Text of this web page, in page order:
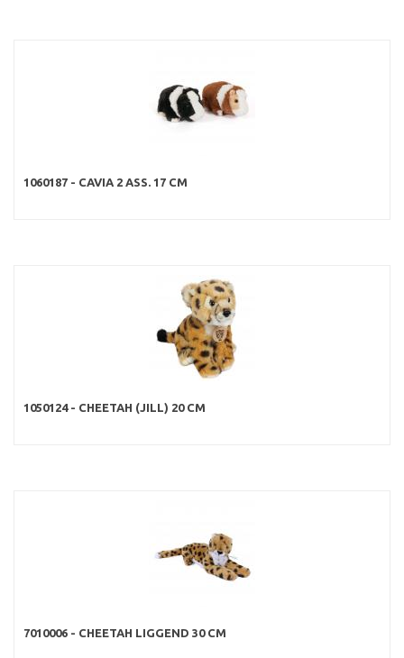
1060187 - CAVIA 2 ASS. 17 CM
1050124 - CHEETAH (JILL) 20 CM
7010006 - CHEETAH LIGGEND 30 CM